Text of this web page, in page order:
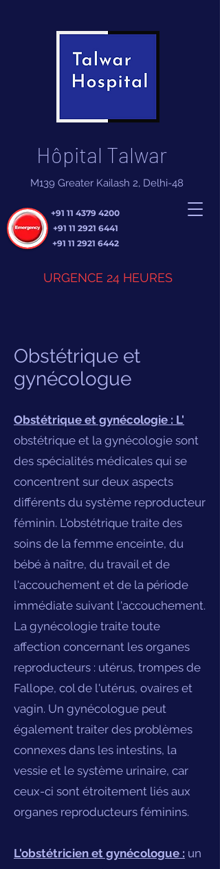
Hôpital Talwar
+91 11 4379 4200
+91 11 2921 6441
+91 11 2921 6442
URGENCE 24 HEURES
M139 Greater Kailash 2, Delhi-48
Obstétrique et
gynécologue
Obstétrique et gynécologie : L'
obstétrique et la gynécologie sont
des spécialités médicales qui se
concentrent sur deux aspects
différents du système reproducteur
féminin. L'obstétrique traite des
soins de la femme enceinte, du
bébé à naître, du travail et de
l'accouchement et de la période
immédiate suivant l'accouchement.
La gynécologie traite toute
affection concernant les organes
reproducteurs : utérus, trompes de
Fallope, col de l'utérus, ovaires et
vagin. Un gynécologue peut
également traiter des problèmes
connexes dans les intestins, la
vessie et le système urinaire, car
ceux-ci sont étroitement liés aux
organes reproducteurs féminins.
L'obstétricien et gynécologue : un